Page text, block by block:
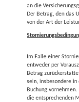
an die
Der Betrag, den das
von der Art der
Im Falle einer
entweder per
Betrag
sein, insbesondere
Buchung
die entsprechenden